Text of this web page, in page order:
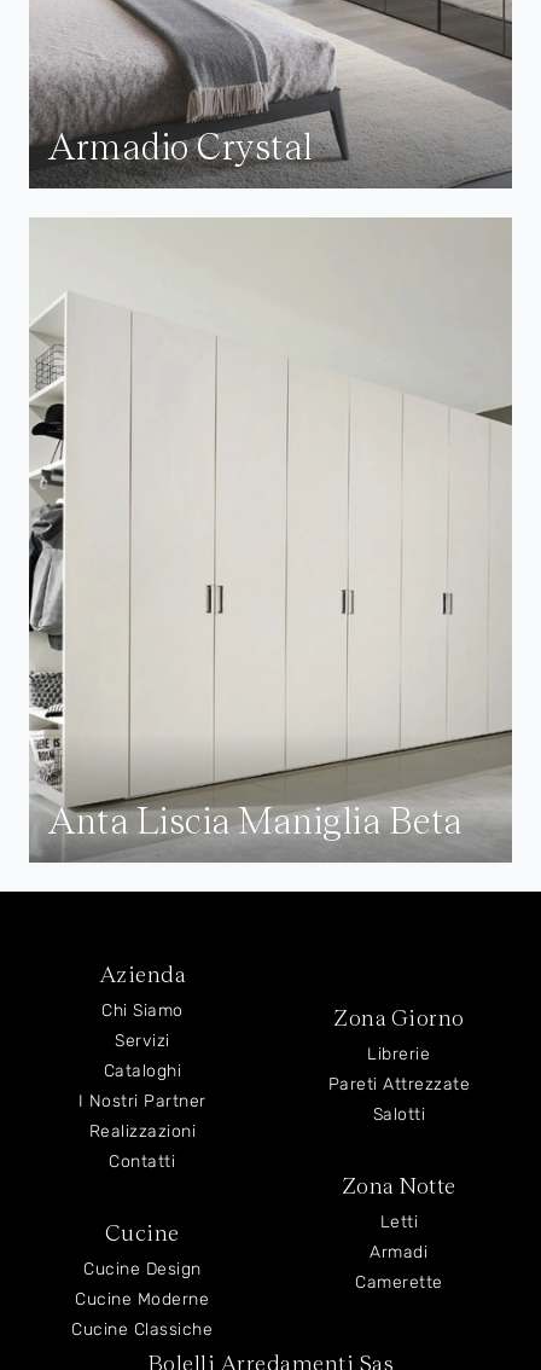
Armadio Crystal
Anta Liscia Maniglia Beta
Azienda
Chi Siamo
Servizi
Cataloghi
I Nostri Partner
Realizzazioni
Contatti
Cucine
Cucine Design
Cucine Moderne
Cucine Classiche
Zona Giorno
Librerie
Pareti Attrezzate
Salotti
Zona Notte
Letti
Armadi
Camerette
Bolelli Arredamenti Sas